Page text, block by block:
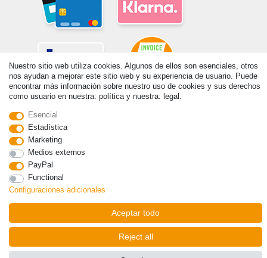
© Copyright 2026 | Todos los derechos reservados. - Prix de base voir
détail de l'article | *S'applique aux livraisons en Espagne!
Nuestro sitio web utiliza cookies. Algunos de ellos son esenciales, otros
nos ayudan a mejorar este sitio web y su experiencia de usuario. Puede
encontrar más información sobre nuestro uso de cookies y sus derechos
como usuario en nuestra: política y nuestra: legal.
Esencial
Estadística
Marketing
Medios externos
PayPal
Functional
Configuraciones adicionales
Aceptar todo
Reject all
Withdraw from contract here